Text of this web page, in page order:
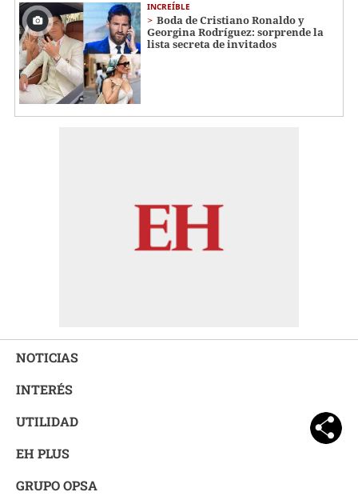
INCREÍBLE
Boda de Cristiano Ronaldo y
Georgina Rodríguez: sorprende la
lista secreta de invitados
NOTICIAS
INTERÉS
UTILIDAD
EH PLUS
GRUPO OPSA